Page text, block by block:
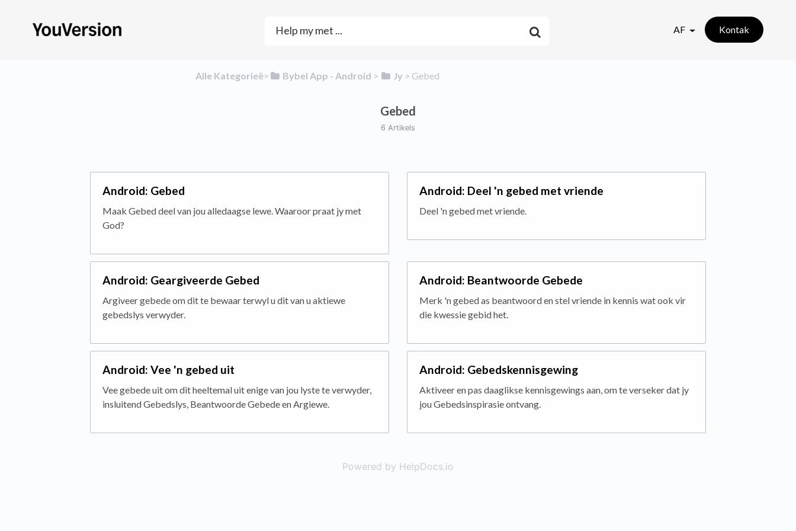
AF Kontak
Alle Kategorieë​>​ ​Bybel App - Android ​ > ​ ​Jy ​ > ​ ​Gebed
Gebed
6 Artikels
Android: Gebed
Maak Gebed deel van jou alledaagse lewe. Waaroor praat jy met
God?
Android: Deel 'n gebed met vriende
Deel 'n gebed met vriende.
Android: Geargiveerde Gebed
Argiveer gebede om dit te bewaar terwyl u dit van u aktiewe
gebedslys verwyder.
Android: Beantwoorde Gebede
Merk 'n gebed as beantwoord en stel vriende in kennis wat ook vir
die kwessie gebid het.
Android: Vee 'n gebed uit
Vee gebede uit om dit heeltemal uit enige van jou lyste te verwyder,
insluitend Gebedslys, Beantwoorde Gebede en Argiewe.
Android: Gebedskennisgewing
Aktiveer en pas daaglikse kennisgewings aan, om te verseker dat jy
jou Gebedsinspirasie ontvang.
Powered by HelpDocs.io